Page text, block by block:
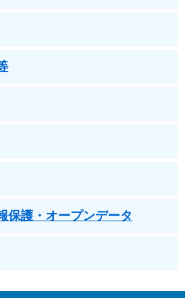
保護・オープンデータ